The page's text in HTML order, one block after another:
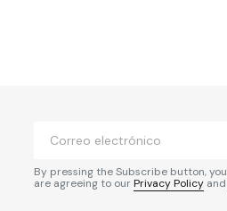
By pressing the Subscribe button,
are agreeing to ourPrivacy Policy and